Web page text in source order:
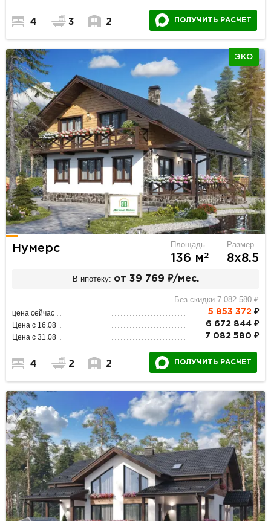
4 3 2 ПОЛУЧИТЬ РАСЧЕТ
ЭКО
Нумерс Площадь
136 м2
Размер
8х8.5
В ипотеку: от 39 769 ₽/мес.
Без скидки 7 082 580 ₽
цена сейчас 5 853 372₽
Цена с 16.08 6 672 844 ₽
Цена с 31.08 7 082 580 ₽
4 2 2 ПОЛУЧИТЬ РАСЧЕТ